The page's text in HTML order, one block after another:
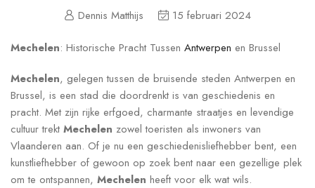
Dennis Matthijs 15 februari 2024
Mechelen: Historische Pracht Tussen Antwerpen en Brussel
Mechelen, gelegen tussen de bruisende steden Antwerpen en
Brussel, is een stad die doordrenkt is van geschiedenis en
pracht. Met zijn rijke erfgoed, charmante straatjes en levendige
cultuur trekt Mechelen zowel toeristen als inwoners van
Vlaanderen aan. Of je nu een geschiedenisliefhebber bent, een
kunstliefhebber of gewoon op zoek bent naar een gezellige plek
om te ontspannen, Mechelen heeft voor elk wat wils.